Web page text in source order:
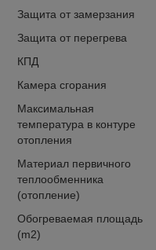
Защита от замерзания
Защита от перегрева
КПД
Камера сгорания
Максимальная
температура в контуре
отопления
Материал первичного
теплообменника
(отопление)
Обогреваемая площадь
(m2)